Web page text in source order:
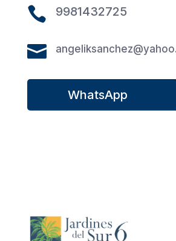
 9981432725

WhatsApp